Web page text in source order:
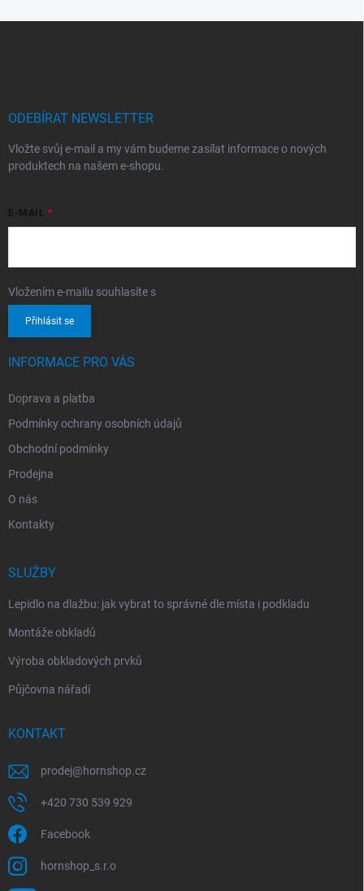
ODEBÍRAT NEWSLETTER
Vložte svůj e-mail a my vám budeme zasílat informace o nových
produktech na našem e-shopu.
E-MAIL
Vložením e-mailu souhlasíte s
Přihlásit se
INFORMACE PRO VÁS
Doprava a platba
Podmínky ochrany osobních údajů
Obchodní podmínky
Prodejna
O nás
Kontakty
SLUŽBY
Lepidlo na dlažbu: jak vybrat to správné dle místa i podkladu
Montáže obkladů
Výroba obkladových prvků
Půjčovna nářadí
KONTAKT
prodej@hornshop.cz
+420 730 539 929
Facebook
hornshop_s.r.o